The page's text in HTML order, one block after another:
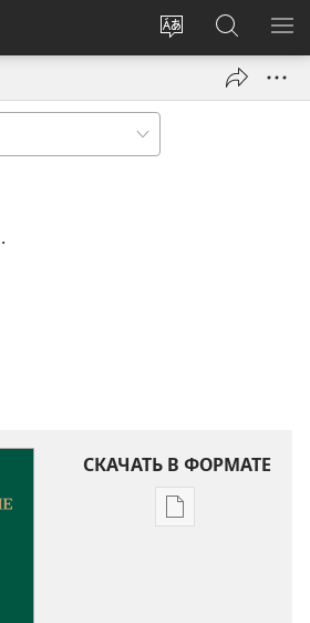
Изменить
Войти
(открывается
окне)
Поиск
по
jw.org
.
СКАЧАТЬ В ФОРМАТЕ
Варианты